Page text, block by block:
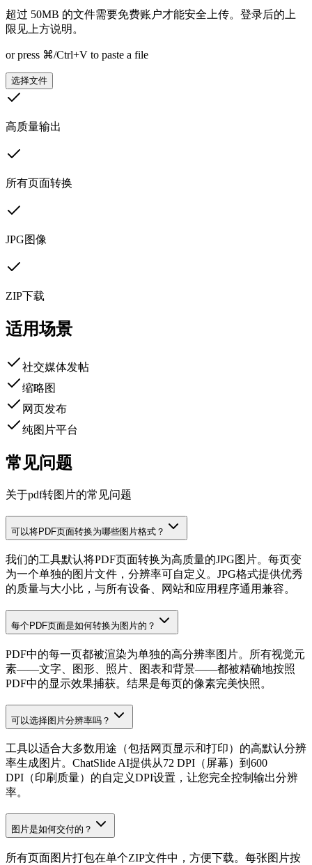
超过 50MB 的文件需要免费账户才能安全上传。登录后的上
限见上方说明。
or press ⌘/Ctrl+V to paste a file
选择文件
高质量输出
所有页面转换
JPG图像
ZIP下载
适用场景
社交媒体发帖
缩略图
网页发布
纯图片平台
常见问题
关于pdf转图片的常见问题
可以将PDF页面转换为哪些图片格式？
我们的工具默认将PDF页面转换为高质量的JPG图片。每页变
为一个单独的图片文件，分辨率可自定义。JPG格式提供优秀
的质量与大小比，与所有设备、网站和应用程序通用兼容。
每个PDF页面是如何转换为图片的？
PDF中的每一页都被渲染为单独的高分辨率图片。所有视觉元
素——文字、图形、照片、图表和背景——都被精确地按照
PDF中的显示效果捕获。结果是每页的像素完美快照。
可以选择图片分辨率吗？
工具以适合大多数用途（包括网页显示和打印）的高默认分辨
率生成图片。ChatSlide AI提供从72 DPI（屏幕）到600
DPI（印刷质量）的自定义DPI设置，让您完全控制输出分辨
率。
图片是如何交付的？
所有页面图片打包在单个ZIP文件中，方便下载。每张图片按